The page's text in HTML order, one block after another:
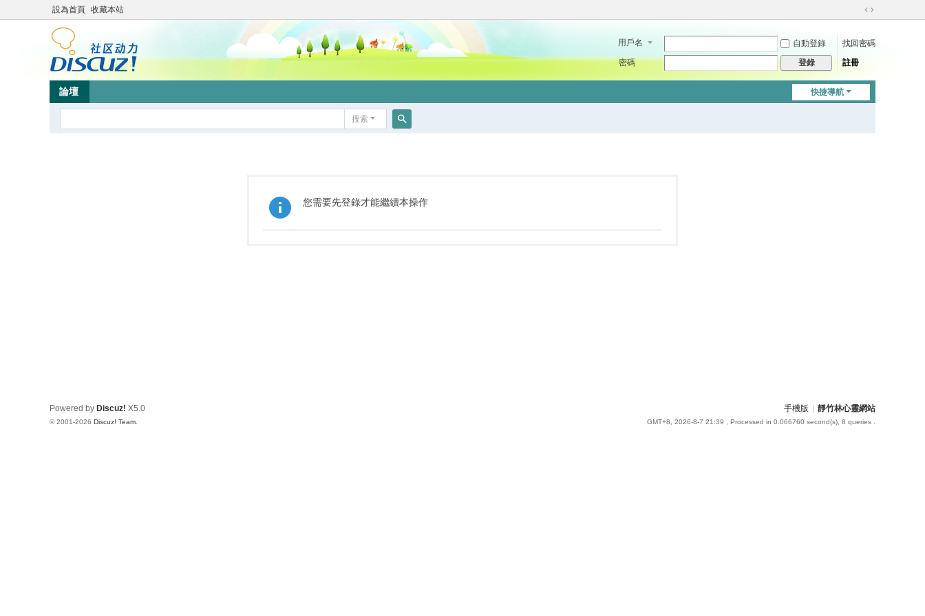
設為首頁 收藏本站
切
到
用戶名 自動登錄
找回密碼
密碼
登錄 註冊
快捷導航
論壇
搜索
您需要先登錄才能繼續本操作
手機版 靜竹林心靈網站
GMT+8, 2026-8-7 21:39 , Processed in 0.066760 second(s), 8 queries .
Powered by Discuz! X5.0
© 2001-2026 Discuz! Team